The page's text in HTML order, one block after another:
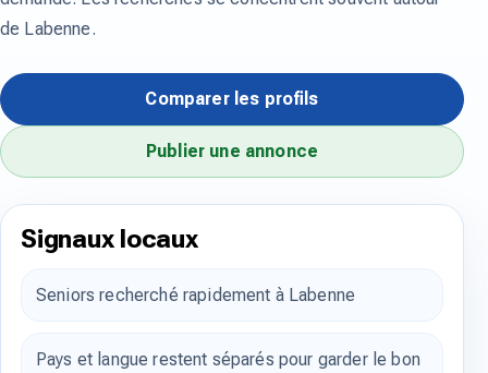
de Labenne.
Comparer les profils
Publier une annonce
Signaux locaux
Seniors recherché rapidement à Labenne
Pays et langue restent séparés pour garder le bon